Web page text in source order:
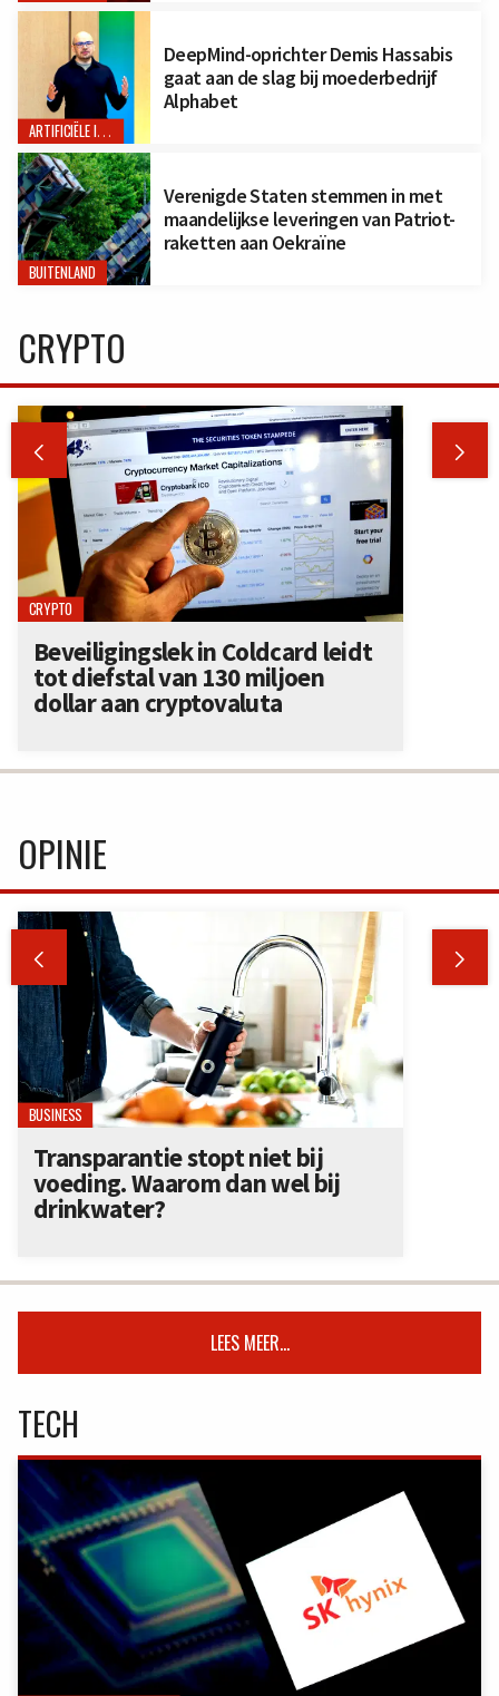
ARTIFICIËLE INTELLIGENTIE
DeepMind-oprichter Demis Hassabis
gaat aan de slag bij moederbedrijf
Alphabet
BUITENLAND
Verenigde Staten stemmen in met
maandelijkse leveringen van Patriot-
raketten aan Oekraïne
CRYPTO
 
CRYPTO
Beveiligingslek in Coldcard leidt
tot diefstal van 130 miljoen
dollar aan cryptovaluta
OPINIE
 
BUSINESS
Transparantie stopt niet bij
voeding. Waarom dan wel bij
drinkwater?
LEES MEER...
TECH